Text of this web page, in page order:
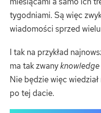
tygodniami. Są więc
wiadomości sprzed
I tak na przykład
ma tak zwany
Nie będzie więc
po tej dacie.